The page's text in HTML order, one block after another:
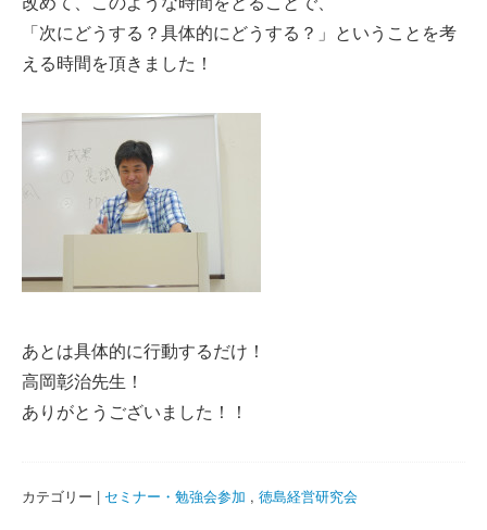
「次にどうする？具体的にどうする？」ということを考
える時間を頂きました！
あとは具体的に行動するだけ！
高岡彰治先生！
ありがとうございました！！
カテゴリー | セミナー・勉強会参加 , 徳島経営研究会